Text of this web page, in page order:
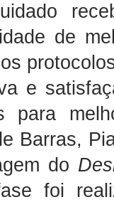
de
e
para
Barras,
do
foi